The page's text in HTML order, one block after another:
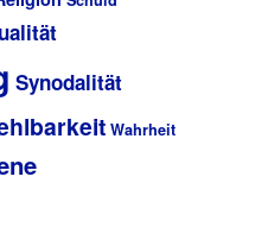
Synodalität
Wahrheit